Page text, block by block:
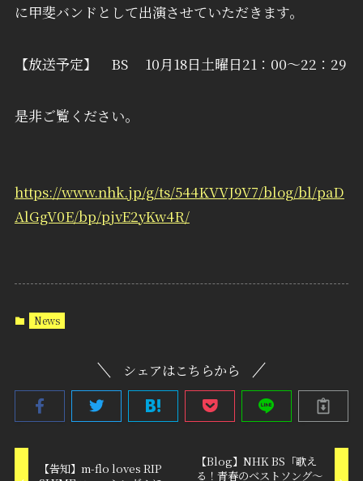
に甲斐バンドとして出演させていただきます。
【放送予定】 BS 10月18日土曜日21：00～22：29
是非ご覧ください。
https://www.nhk.jp/g/ts/544KVVJ9V7/blog/bl/paD
AlGgV0E/bp/pjvE2yKw4R/
News
シェアはこちらから
【告知】m-flo loves RIP
【Blog】NHK BS「歌え
る！青春のベストソング〜